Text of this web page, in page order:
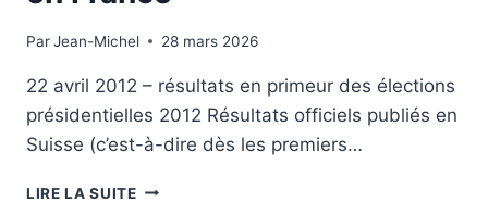
ParJean-Michel
22 avril 2012 28 mars 2026
22 avril 2012 – résultats en primeur des élections
présidentielles 2012 Résultats officiels publiés en
Suisse (c’est-à-dire dès les premiers…
LIRE LA SUITERÉSULTATS